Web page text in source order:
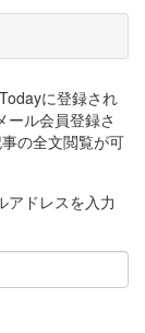
に登録され
ール会員登録さ
の全文閲覧が可
アドレスを入力